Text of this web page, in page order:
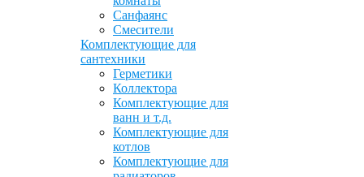
Санфаянс
Смесители
Комплектующие для
сантехники
Герметики
Коллектора
Комплектующие для
ванн и т.д.
Комплектующие для
котлов
Комплектующие для